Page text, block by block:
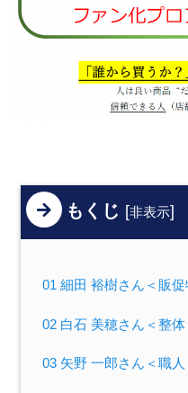
もくじ [非表示]
01 細田 裕樹さん＜販促
02 白石 美穂さん＜整体
03 矢野 一郎さん＜職人